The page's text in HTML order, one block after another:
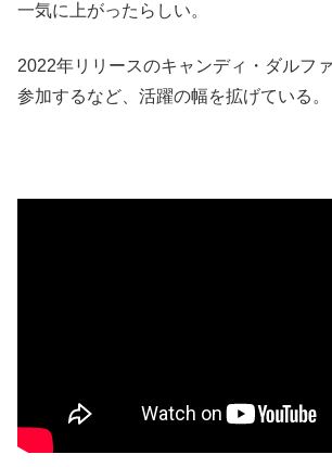
一気に上がったらしい。
2022年リリースのキャンディ・ダルフ
参加するなど、活躍の幅を拡げている。